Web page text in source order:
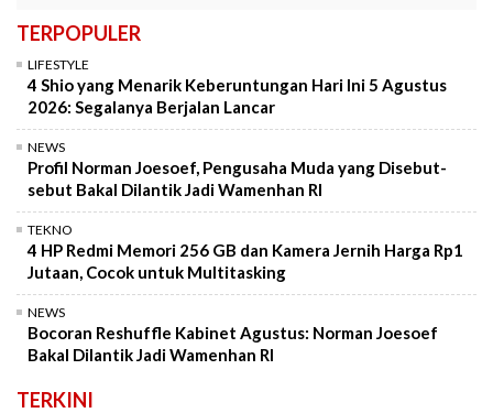
TERPOPULER
LIFESTYLE
4 Shio yang Menarik Keberuntungan Hari Ini 5 Agustus
2026: Segalanya Berjalan Lancar
NEWS
Profil Norman Joesoef, Pengusaha Muda yang Disebut-
sebut Bakal Dilantik Jadi Wamenhan RI
TEKNO
4 HP Redmi Memori 256 GB dan Kamera Jernih Harga Rp1
Jutaan, Cocok untuk Multitasking
NEWS
Bocoran Reshuffle Kabinet Agustus: Norman Joesoef
Bakal Dilantik Jadi Wamenhan RI
TERKINI